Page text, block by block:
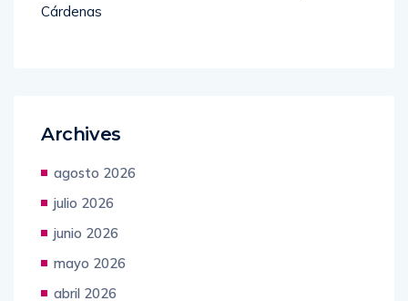
Cárdenas
Archives
agosto 2026
julio 2026
junio 2026
mayo 2026
abril 2026